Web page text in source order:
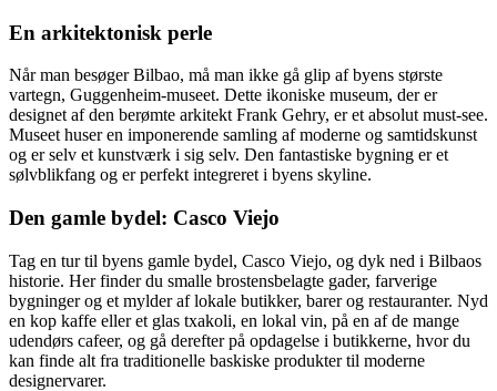
En arkitektonisk perle
Når man besøger Bilbao, må man ikke gå glip af byens største
vartegn, Guggenheim-museet. Dette ikoniske museum, der er
designet af den berømte arkitekt Frank Gehry, er et absolut must-see.
Museet huser en imponerende samling af moderne og samtidskunst
og er selv et kunstværk i sig selv. Den fantastiske bygning er et
sølvblikfang og er perfekt integreret i byens skyline.
Den gamle bydel: Casco Viejo
Tag en tur til byens gamle bydel, Casco Viejo, og dyk ned i Bilbaos
historie. Her finder du smalle brostensbelagte gader, farverige
bygninger og et mylder af lokale butikker, barer og restauranter. Nyd
en kop kaffe eller et glas txakoli, en lokal vin, på en af de mange
udendørs cafeer, og gå derefter på opdagelse i butikkerne, hvor du
kan finde alt fra traditionelle baskiske produkter til moderne
designervarer.